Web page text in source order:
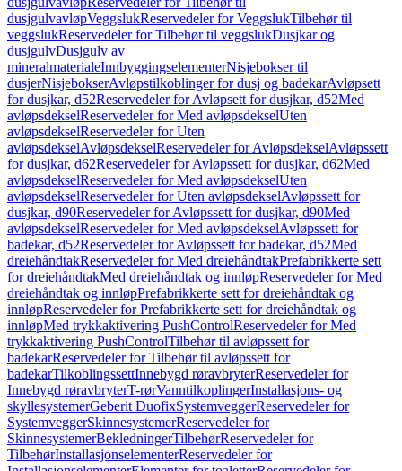
dusjgulvavløpVeggslukReservedeler for VeggslukTilbehør til
veggslukReservedeler for Tilbehør til veggslukDusjkar og
dusjgulvDusjgulv av
mineralmaterialeInnbyggingselementerNisjebokser til
dusjerNisjebokserAvløpstilkoblinger for dusj og badekarAvløpsett
for dusjkar, d52Reservedeler for Avløpsett for dusjkar, d52Med
avløpsdekselReservedeler for Med avløpsdekselUten
avløpsdekselReservedeler for Uten
avløpsdekselAvløpsdekselReservedeler for AvløpsdekselAvløpssett
for dusjkar, d62Reservedeler for Avløpssett for dusjkar, d62Med
avløpsdekselReservedeler for Med avløpsdekselUten
avløpsdekselReservedeler for Uten avløpsdekselAvløpssett for
dusjkar, d90Reservedeler for Avløpssett for dusjkar, d90Med
avløpsdekselReservedeler for Med avløpsdekselAvløpssett for
badekar, d52Reservedeler for Avløpssett for badekar, d52Med
dreiehåndtakReservedeler for Med dreiehåndtakPrefabrikkerte sett
for dreiehåndtakMed dreiehåndtak og innløpReservedeler for Med
dreiehåndtak og innløpPrefabrikkerte sett for dreiehåndtak og
innløpReservedeler for Prefabrikkerte sett for dreiehåndtak og
innløpMed trykkaktivering PushControlReservedeler for Med
trykkaktivering PushControlTilbehør til avløpssett for
badekarReservedeler for Tilbehør til avløpssett for
badekarTilkoblingssettInnebygd røravbryterReservedeler for
Innebygd røravbryterT-rørVanntilkoplingerInstallasjons- og
skyllesystemerGeberit DuofixSystemveggerReservedeler for
SystemveggerSkinnesystemerReservedeler for
SkinnesystemerBekledningerTilbehørReservedeler for
TilbehørInstallasjonselementerReservedeler for